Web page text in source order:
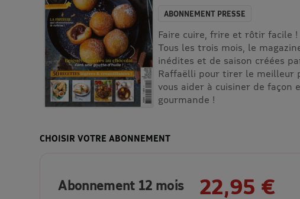
ABONNEMENT PRESSE
Faire cuire, frire et rôtir facile !
Tous les trois mois, le
inédites et de saison créées
Raffaëlli pour tirer le meilleur
vous aider à cuisiner de façon
gourmande !
CHOISIR VOTRE ABONNEMENT
Abonnement 12 mois 22,95 €